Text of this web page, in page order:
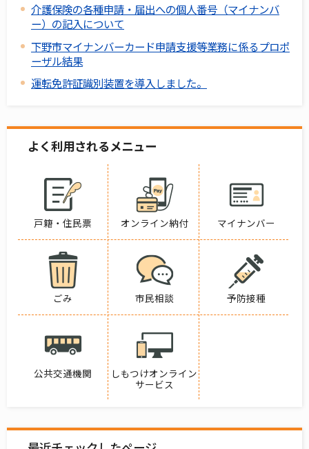
介護保険の各種申請・届出への個人番号（マイナンバ
ー）の記入について
下野市マイナンバーカード申請支援等業務に係るプロポ
ーザル結果
運転免許証識別装置を導入しました。
よく利用されるメニュー
戸籍・住民票 オンライン納付 マイナンバー
ごみ 市民相談 予防接種
公共交通機関
しもつけオンライン
サービス